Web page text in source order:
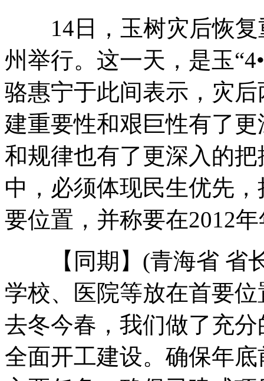
高校"伪娘团" 舞台上难辨雄雌
家人重金寻线索 骗子忙“领赏”
实拍:司机拒停车 警察扒车头执法
第111届广交会展位申请激增
沪穗先后发生乘客拦飞机维权事件
山西运城恶犬咬伤多人 警民合力深夜将其击毙
14日，玉树灾后恢复
州举行。这一天，是玉
骆惠宁于此间表示，灾
建重要性和艰巨性有了
和规律也有了更深入的
中，必须体现民生优先
要位置，并称要在2012
【同期】(青海省 省长
学校、医院等放在首要
去冬今春，我们做了充
全面开工建设。确保年